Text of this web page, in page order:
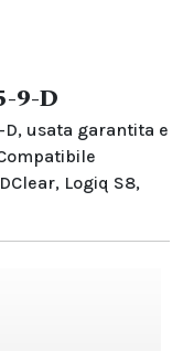
9-D
D, usata garantita e
Logiq S8,